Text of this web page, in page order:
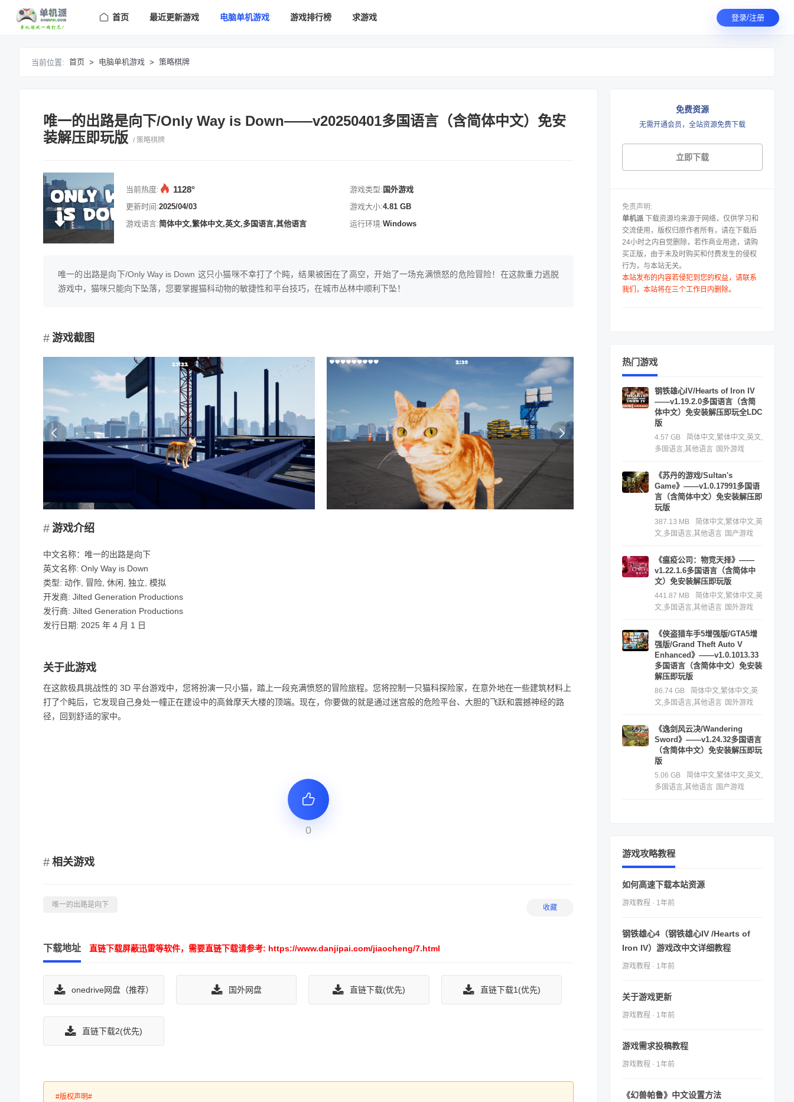
首页 最近更新游戏 电脑单机游戏 游戏排行榜 求游戏 登录/注册
当前位置: 首页 > 电脑单机游戏 > 策略棋牌
唯一的出路是向下/Only Way is Down——v20250401多国语言（含简体中文）免安
装解压即玩版 / 策略棋牌
当前热度: 1128° 游戏类型:国外游戏
更新时间:2025/04/03 游戏大小:4.81 GB
游戏语言:简体中文,繁体中文,英文,多国语言,其他语言 运行环境:Windows
唯一的出路是向下/Only Way is Down 这只小猫咪不幸打了个盹，结果被困在了高空，开始了一场充满愤怒的危险冒险！在这款重力逃脱
游戏中，猫咪只能向下坠落，您要掌握猫科动物的敏捷性和平台技巧，在城市丛林中顺利下坠！
游戏截图
游戏介绍
中文名称：唯一的出路是向下
英文名称: Only Way is Down
类型: 动作, 冒险, 休闲, 独立, 模拟
开发商: Jilted Generation Productions
发行商: Jilted Generation Productions
发行日期: 2025 年 4 月 1 日
关于此游戏
在这款极具挑战性的 3D 平台游戏中，您将扮演一只小猫，踏上一段充满愤怒的冒险旅程。您将控制一只猫科探险家，在意外地在一些建筑材料上
打了个盹后，它发现自己身处一幢正在建设中的高耸摩天大楼的顶端。现在，你要做的就是通过迷宫般的危险平台、大胆的飞跃和震撼神经的路
径，回到舒适的家中。
0
相关游戏
唯一的出路是向下 收藏
下载地址 直链下载屏蔽迅雷等软件，需要直链下载请参考: https://www.danjipai.com/jiaocheng/7.html
onedrive网盘（推荐） 国外网盘 直链下载(优先) 直链下载1(优先)
直链下载2(优先)
#版权声明#
免费资源
无需开通会员，全站资源免费下载
立即下载
免责声明:
单机派 下载资源均来源于网络，仅供学习和
交流使用，版权归原作者所有，请在下载后
24小时之内自觉删除，若作商业用途，请购
买正版，由于未及时购买和付费发生的侵权
行为，与本站无关。
本站发布的内容若侵犯到您的权益，请联系
我们，本站将在三个工作日内删除。
热门游戏
钢铁雄心IV/Hearts of Iron IV
——v1.19.2.0多国语言（含简
体中文）免安装解压即玩全LDC
版
4.57 GB
简体中文,繁体中文,英文,
多国语言,其他语言 国外游戏
《苏丹的游戏/Sultan's
Game》——v1.0.17991多国语
言（含简体中文）免安装解压即
玩版
387.13 MB
简体中文,繁体中文,英
文,多国语言,其他语言 国产游戏
《瘟疫公司：物竞天择》——
v1.22.1.6多国语言（含简体中
文）免安装解压即玩版
441.87 MB
简体中文,繁体中文,英
文,多国语言,其他语言 国外游戏
《侠盗猎车手5增强版/GTA5增
强版/Grand Theft Auto V
Enhanced》——v1.0.1013.33
多国语言（含简体中文）免安装
解压即玩版
86.74 GB
简体中文,繁体中文,英
文,多国语言,其他语言 国外游戏
《逸剑风云决/Wandering
Sword》——v1.24.32多国语言
（含简体中文）免安装解压即玩
版
5.06 GB
简体中文,繁体中文,英文,
多国语言,其他语言 国产游戏
游戏攻略教程
如何高速下载本站资源
游戏教程 · 1年前
钢铁雄心4（钢铁雄心IV /Hearts of
Iron IV）游戏改中文详细教程
游戏教程 · 1年前
关于游戏更新
游戏教程 · 1年前
游戏需求投稿教程
游戏教程 · 1年前
《幻兽帕鲁》中文设置方法